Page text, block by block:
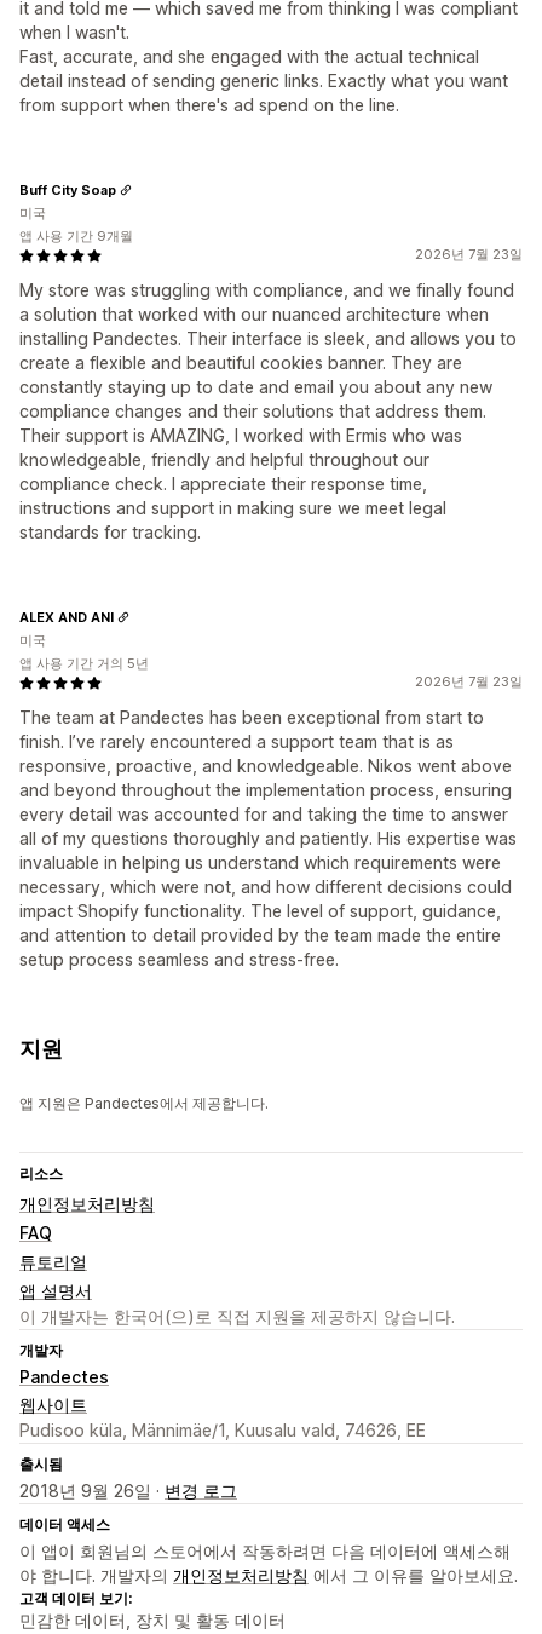
it and told me — which saved me from thinking I was compliant
when I wasn't.
Fast, accurate, and she engaged with the actual technical
detail instead of sending generic links. Exactly what you want
from support when there's ad spend on the line.
2026년 7월 23일
My store was struggling with compliance, and we finally found
a solution that worked with our nuanced architecture when
installing Pandectes. Their interface is sleek, and allows you to
create a flexible and beautiful cookies banner. They are
constantly staying up to date and email you about any new
compliance changes and their solutions that address them.
Their support is AMAZING, I worked with Ermis who was
knowledgeable, friendly and helpful throughout our
compliance check. I appreciate their response time,
instructions and support in making sure we meet legal
standards for tracking.
Buff City Soap
미국
앱 사용 기간 9개월
2026년 7월 23일
The team at Pandectes has been exceptional from start to
finish. I’ve rarely encountered a support team that is as
responsive, proactive, and knowledgeable. Nikos went above
and beyond throughout the implementation process, ensuring
every detail was accounted for and taking the time to answer
all of my questions thoroughly and patiently. His expertise was
invaluable in helping us understand which requirements were
necessary, which were not, and how different decisions could
impact Shopify functionality. The level of support, guidance,
and attention to detail provided by the team made the entire
setup process seamless and stress-free.
ALEX AND ANI
미국
앱 사용 기간 거의 5년
지원
앱 지원은 Pandectes에서 제공합니다.
리소스
개인정보처리방침
FAQ
튜토리얼
앱 설명서
이 개발자는 한국어(으)로 직접 지원을 제공하지 않습니다.
개발자
Pandectes
웹사이트
Pudisoo küla, Männimäe/1, Kuusalu vald, 74626, EE
출시됨
2018년 9월 26일 · 변경 로그
데이터 액세스
이 앱이 회원님의 스토어에서 작동하려면 다음 데이터에 액세스해
야 합니다. 개발자의 개인정보처리방침 에서 그 이유를 알아보세요.
고객 데이터 보기:
민감한 데이터, 장치 및 활동 데이터